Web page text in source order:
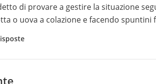
ritrovare il benessere psicofisico che
online perché vivo all´estero.
di provare a gestire la situazione
o uova a colazione e facendo
e non riesco a mangiare così
vado comunque in crisi ipoglicemica
capisco perché io debba mangiare